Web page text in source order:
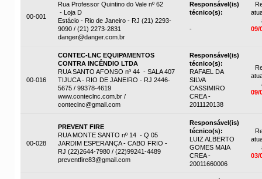
00-001
Rua Professor Quintino do Vale nº 62
- Loja D
Estácio - Rio de Janeiro - RJ (21) 2293-
9090 / (21) 2273-2831
danger@danger.com.br
Responsável(is)
técnico(s):
-
09/
00-016
CONTEC-LNC EQUIPAMENTOS
CONTRA INCÊNDIO LTDA
RUA SANTO AFONSO nº 44 - SALA 407
TIJUCA - RIO DE JANEIRO - RJ 2446-
5675 / 99378-4619
www.conteclnc.com.br /
conteclnc@gmail.com
Responsável(is)
técnico(s):
RAFAEL DA
SILVA
CASSIMIRO
CREA -
2011120138
09/
00-028
PREVENT FIRE
RUA MONTE SANTO nº 14 - Q 05
JARDIM ESPERANÇA - CABO FRIO -
RJ (22)2644-7980 / (22)99241-4489
preventfire83@gmail.com
Responsável(is)
técnico(s):
LUIZ ALBERTO
GOMES MAIA
CREA -
20011660006
03/